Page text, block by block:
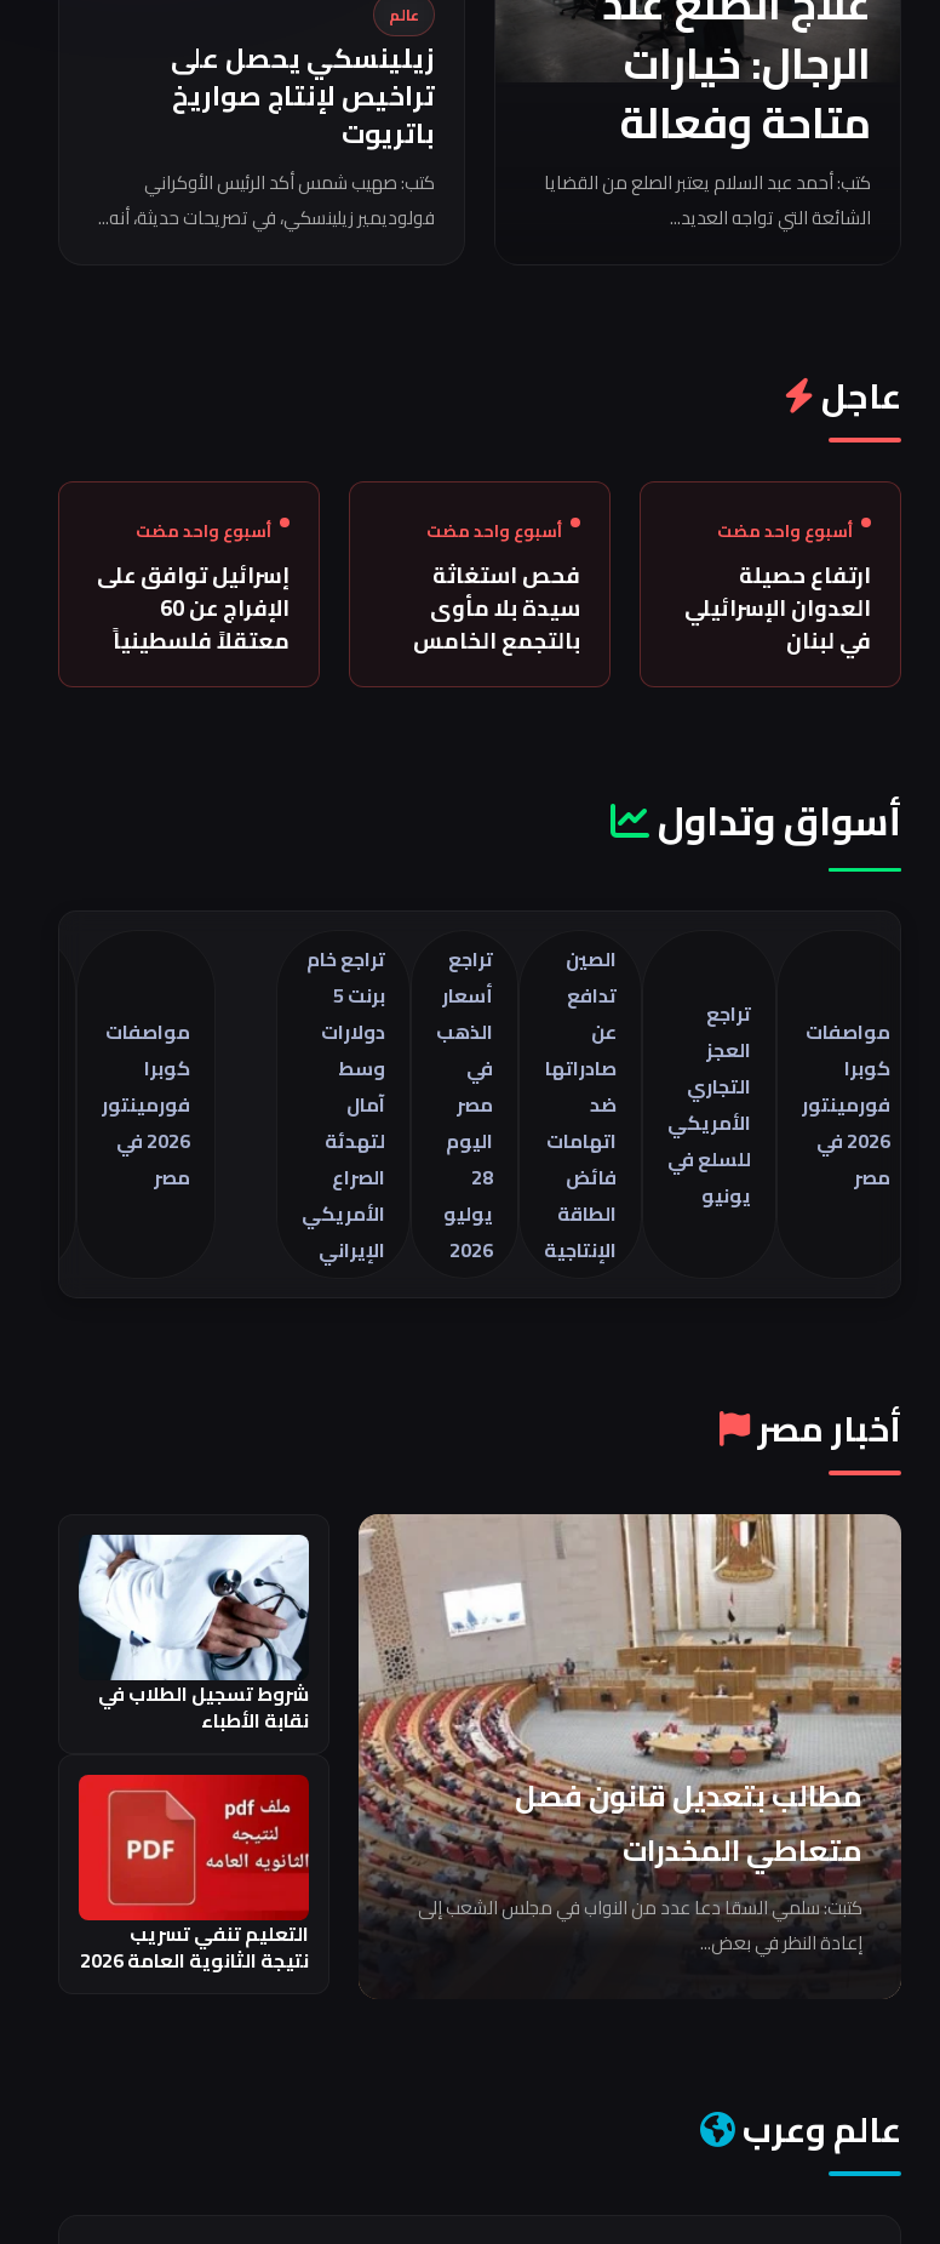
الرجال: خيارات
متاحة وفعالة
كتب: أحمد عبد السلام يعتبر الصلع من القضايا
الشائعة التي تواجه العديد...
عالم
زيلينسكي يحصل على
تراخيص لإنتاج صواريخ
باتريوت
كتب: صهيب شمس أكد الرئيس الأوكراني
فولوديمير زيلينسكي، في تصريحات حديثة، أنه...
عاجل
أسبوع واحد مضت
ارتفاع حصيلة
العدوان الإسرائيلي
في لبنان
أسبوع واحد مضت
فحص استغاثة
سيدة بلا مأوى
بالتجمع الخامس
أسبوع واحد مضت
إسرائيل توافق على
الإفراج عن 60
معتقلاً فلسطينياً
أسواق وتداول
مواصفات
كوبرا
فورمينتور
2026 في
التجاري
الأمريكي
للسلع في
يونيو
الصين
تدافع
صادراتها
اتهامات
فائض
الطاقة
الإنتاجية
أسعار
الذهب
اليوم
يوليو
تراجع خام
برنت 5
دولارات
وسط
لتهدئة
الصراع
الأمريكي
الإيراني
مواصفات
كوبرا
فورمينتور
2026 في
أخبار مصر
مطالب بتعديل قانون فصل
متعاطي المخدرات
كتبت: سلمي السقا دعا عدد من النواب في مجلس الشعب إلى
إعادة النظر في بعض...
شروط تسجيل الطلاب في
نقابة الأطباء
التعليم تنفي تسريب
نتيجة الثانوية العامة 2026
عالم وعرب